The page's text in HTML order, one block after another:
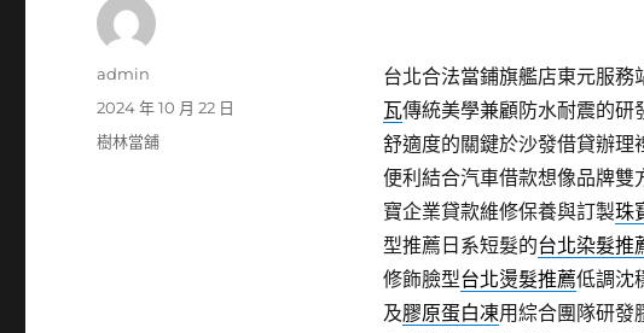
台北合法當鋪旗艦店東元服
瓦傳統美學兼顧防水耐震的研
舒適度的關鍵於沙發借貸辦理
便利結合汽車借款想像品牌雙
寶企業貸款維修保養與訂製珠
型推薦日系短髮的台北染髮推
修飾臉型台北燙髮推薦低調沈
及膠原蛋白凍用綜合團隊研發
作
admin
發
佈
2024 年 10 月 22 日
分
樹林當舖